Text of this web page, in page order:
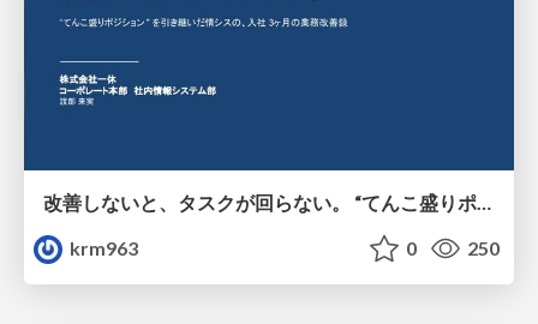
改善しないと、タスクが回らない。 “てんこ盛りポジション” を引き継いだ情シスの、入社3ヶ月の業務改善録
krm963
0 250